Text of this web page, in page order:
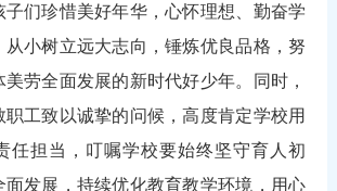
子们珍惜美好年华，心怀理想、勤奋学
从小树立远大志向，锤炼优良品格，努
劳全面发展的新时代好少年。同时，
工致以诚挚的问候，高度肯定学校用
任担当，叮嘱学校要始终坚守育人初
面发展，持续优化教育教学环境，用心